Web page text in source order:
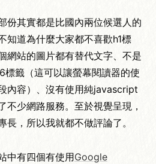
份其實都是比國內兩位候選人的
知道為什麼大家都不喜歡h1標
網站的圖片都有替代文字、不是
標籤（這可以讓螢幕閱讀器的使
內容）、沒有使用純javascript
不少網路服務。至於視覺呈現，
長，所以我就都不做評論了。
中有四個有使用Google